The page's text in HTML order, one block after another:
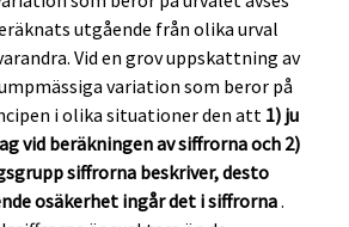
utgående från olika urval
Vid en grov uppskattning av
variation som beror på
i olika situationer den att 1) ju
vid beräkningen av siffrorna och 2)
siffrorna beskriver, desto
osäkerhet ingår det i siffrorna.